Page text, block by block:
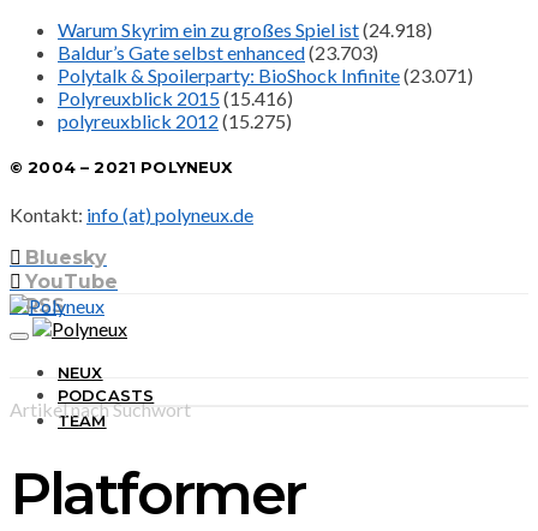
Warum Skyrim ein zu großes Spiel ist(24.918)
Baldur’s Gate selbst enhanced(23.703)
Polytalk & Spoilerparty: BioShock Infinite(23.071)
Polyreuxblick 2015(15.416)
polyreuxblick 2012 (15.275)
© 2004 – 2021 POLYNEUX
Kontakt: info (at) polyneux.de
Bluesky
YouTube
RSS
NEUX
PODCASTS
TEAM
Artikel nach Suchwort
Platformer